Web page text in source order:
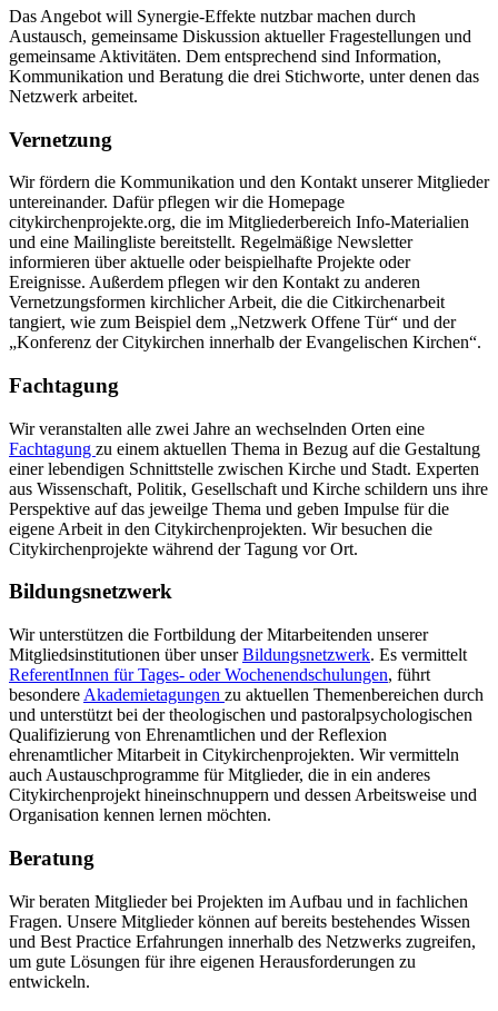
Das Angebot will Synergie-Effekte nutzbar machen durch
Austausch, gemeinsame Diskussion aktueller Fragestellungen und
gemeinsame Aktivitäten. Dem entsprechend sind Information,
Kommunikation und Beratung die drei Stichworte, unter denen das
Netzwerk arbeitet.
Vernetzung
Wir fördern die Kommunikation und den Kontakt unserer Mitglieder
untereinander. Dafür pflegen wir die Homepage
citykirchenprojekte.org, die im Mitgliederbereich Info-Materialien
und eine Mailingliste bereitstellt. Regelmäßige Newsletter
informieren über aktuelle oder beispielhafte Projekte oder
Ereignisse. Außerdem pflegen wir den Kontakt zu anderen
Vernetzungsformen kirchlicher Arbeit, die die Citkirchenarbeit
tangiert, wie zum Beispiel dem „Netzwerk Offene Tür“ und der
„Konferenz der Citykirchen innerhalb der Evangelischen Kirchen“.
Fachtagung
Wir veranstalten alle zwei Jahre an wechselnden Orten eine
Fachtagung zu einem aktuellen Thema in Bezug auf die Gestaltung
einer lebendigen Schnittstelle zwischen Kirche und Stadt. Experten
aus Wissenschaft, Politik, Gesellschaft und Kirche schildern uns ihre
Perspektive auf das jeweilge Thema und geben Impulse für die
eigene Arbeit in den Citykirchenprojekten. Wir besuchen die
Citykirchenprojekte während der Tagung vor Ort.
Bildungsnetzwerk
Wir unterstützen die Fortbildung der Mitarbeitenden unserer
Mitgliedsinstitutionen über unserBildungsnetzwerk. Es vermittelt
ReferentInnen für Tages- oder Wochenendschulungen, führt
besondere Akademietagungen zu aktuellen Themenbereichen durch
und unterstützt bei der theologischen und pastoralpsychologischen
Qualifizierung von Ehrenamtlichen und der Reflexion
ehrenamtlicher Mitarbeit in Citykirchenprojekten. Wir vermitteln
auch Austauschprogramme für Mitglieder, die in ein anderes
Citykirchenprojekt hineinschnuppern und dessen Arbeitsweise und
Organisation kennen lernen möchten.
Beratung
Wir beraten Mitglieder bei Projekten im Aufbau und in fachlichen
Fragen. Unsere Mitglieder können auf bereits bestehendes Wissen
und Best Practice Erfahrungen innerhalb des Netzwerks zugreifen,
um gute Lösungen für ihre eigenen Herausforderungen zu
entwickeln.